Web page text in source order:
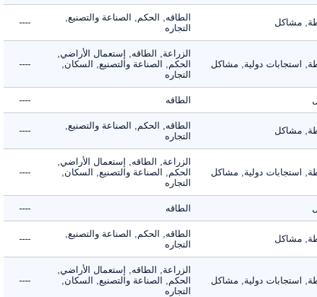
مشاكل
الطاقه, الحكم, الصناعة والتصنيع,
التجاره
----
استجابات دولية, مشاكل
الزراعة, الطاقه, إستعمال الأراضي,
الحكم, الصناعة والتصنيع, السكان,
التجاره
----
الطاقه ----
مشاكل
الطاقه, الحكم, الصناعة والتصنيع,
التجاره
----
استجابات دولية, مشاكل
الزراعة, الطاقه, إستعمال الأراضي,
الحكم, الصناعة والتصنيع, السكان,
التجاره
----
الطاقه ----
مشاكل
الطاقه, الحكم, الصناعة والتصنيع,
التجاره
----
استجابات دولية, مشاكل
الزراعة, الطاقه, إستعمال الأراضي,
الحكم, الصناعة والتصنيع, السكان,
التجاره
----